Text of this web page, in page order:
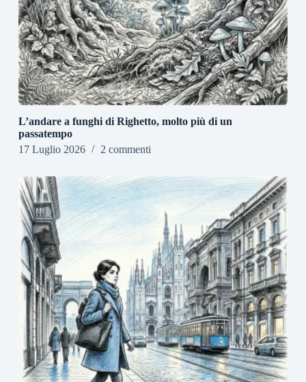
L’andare a funghi di Righetto, molto più di un
passatempo
17 Luglio 2026
2 commenti